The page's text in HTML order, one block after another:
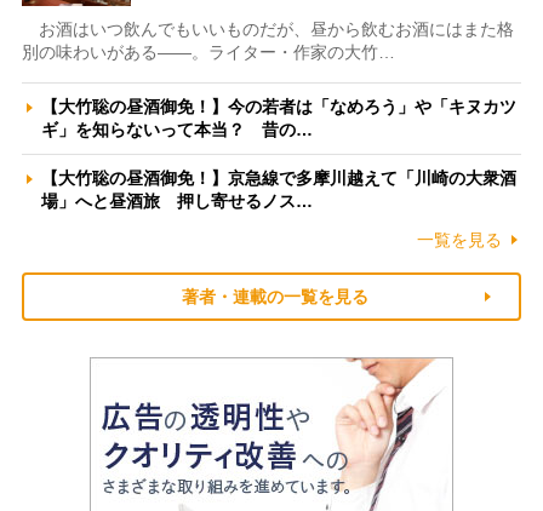
お酒はいつ飲んでもいいものだが、昼から飲むお酒にはまた格
別の味わいがある――。ライター・作家の大竹…
【大竹聡の昼酒御免！】今の若者は「なめろう」や「キヌカツ
ギ」を知らないって本当？ 昔の…
【大竹聡の昼酒御免！】京急線で多摩川越えて「川崎の大衆酒
場」へと昼酒旅 押し寄せるノス…
一覧を見る
著者・連載の一覧を見る